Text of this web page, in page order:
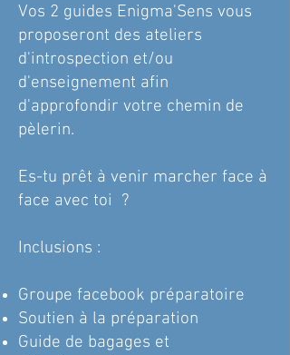
Vos 2 guides Enigma'Sens vous
proposeront des ateliers
d'introspection et/ou
d'enseignement afin
d'approfondir votre chemin de
pèlerin.
Es-tu prêt à venir marcher face à
face avec toi ?
Inclusions :
Groupe facebook préparatoire
Soutien à la préparation
Guide de bagages et